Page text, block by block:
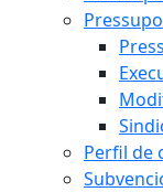
Perfil de